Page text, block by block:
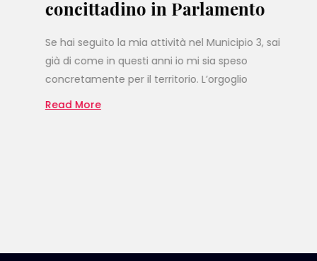
concittadino in Parlamento
Se hai seguito la mia attività nel Municipio 3, sai
già di come in questi anni io mi sia speso
concretamente per il territorio. L’orgoglio
Read More